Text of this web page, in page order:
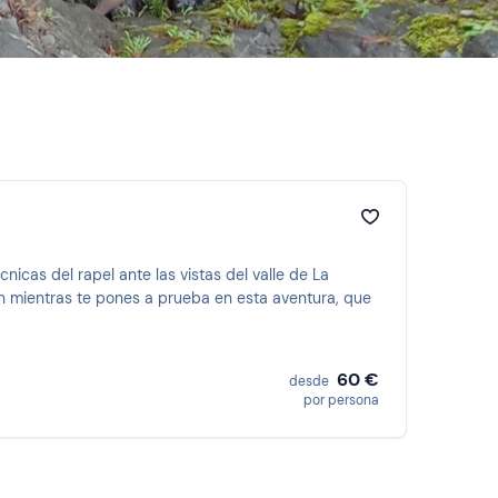
del rapel ante las vistas del valle de La
mientras te pones a prueba en esta aventura, que
desde 60 €
por persona